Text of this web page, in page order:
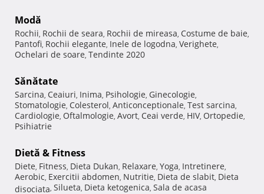
Modă
Rochii, Rochii de seara, Rochii de mireasa, Costume de baie,
Pantofi, Rochii elegante, Inele de logodna, Verighete,
Ochelari de soare, Tendinte 2020
Sănătate
Sarcina, Ceaiuri, Inima, Psihologie, Ginecologie,
Stomatologie, Colesterol, Anticonceptionale, Test sarcina,
Cardiologie, Oftalmologie, Avort, Ceai verde, HIV, Ortopedie,
Psihiatrie
Dietă & Fitness
Diete, Fitness, Dieta Dukan, Relaxare, Yoga, Intretinere,
Aerobic, Exercitii abdomen, Nutritie, Dieta de slabit, Dieta
disociata, Silueta, Dieta ketogenica, Sala de acasa